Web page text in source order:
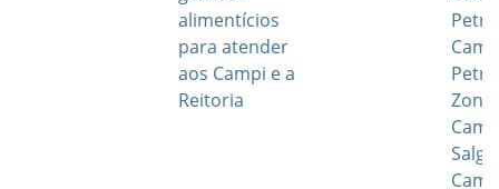
alimentícios
para atender
aos Campi e a
Reitoria
Zona